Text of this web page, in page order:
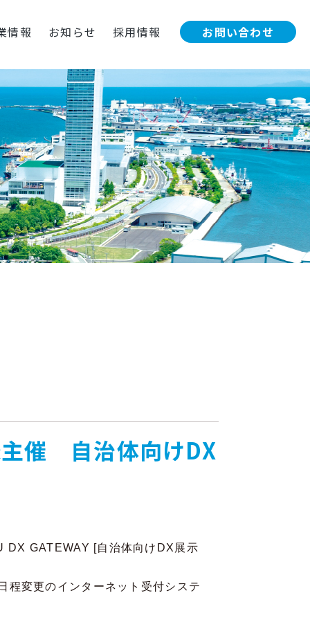
情報 お知らせ 採用情報 お問い合わせ
主催 自治体向けDX
DX GATEWAY [自治体向けDX展示
程変更のインターネット受付システ